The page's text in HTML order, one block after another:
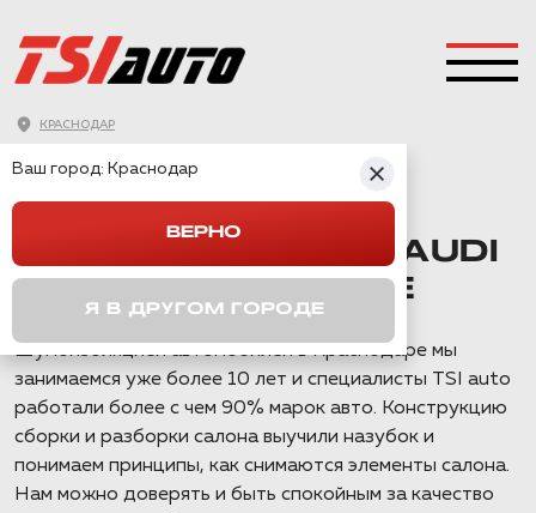
КРАСНОДАР
ШУМОИЗОЛЯЦИЯ AUDI A1 В КРАСНОДАРЕ
ШУМОИЗОЛЯЦИЯ AUDI
A1 В КРАСНОДАРЕ
Шумоизоляцией автомобилей в Краснодаре мы
занимаемся уже более 10 лет и специалисты TSI auto
работали более с чем 90% марок авто. Конструкцию
сборки и разборки салона выучили назубок и
понимаем принципы, как снимаются элементы салона.
Нам можно доверять и быть спокойным за качество
Ваш город: Краснодар
ВЕРНО
Я В ДРУГОМ ГОРОДЕ